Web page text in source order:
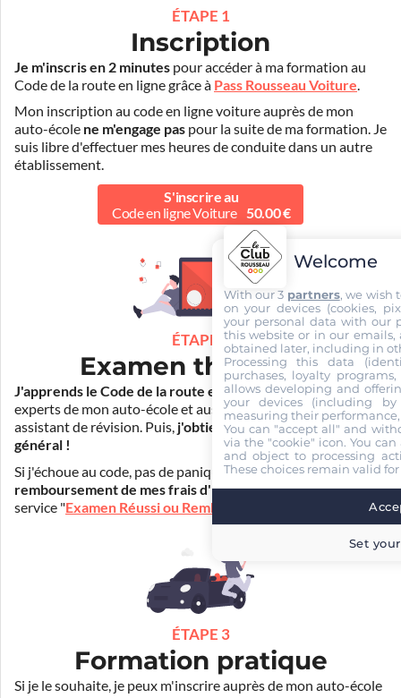
ÉTAPE 1
Inscription
Je m'inscris en 2 minutes pour accéder à ma formation au
Code de la route en ligne grâce à Pass Rousseau Voiture.
Mon inscription au code en ligne voiture auprès de mon
auto-école ne m'engage pas pour la suite de ma formation. Je
suis libre d'effectuer mes heures de conduite dans un autre
établissement.
S'inscrire au
Code en ligne Voiture 50.00 €
ÉTAPE 2
Examen théorique
J'apprends le Code de la route en ligne. Je suis aidé par les
experts de mon auto-école et aussi par Mister Codes, mon
assistant de révision. Puis, j'obtiens l'examen théorique
général !
Si j'échoue au code, pas de panique ! Je peux bénéficier du
remboursement de mes frais d'inscription(30€) grâce au
service "Examen Réussi ou Remboursé
ÉTAPE 3
Formation pratique
Si je le souhaite, je peux m'inscrire auprès de mon auto-école
Welcome
With our 3 partners, we wish
on your devices (cookies,
your personal data with our
this website or in our emails,
obtained later, including in
Processing this data
purchases, loyalty
allows developing and
your devices (including
measuring their
You can "accept all" and
via the "cookie" icon. You
and object to processing
These choices remain valid
Set